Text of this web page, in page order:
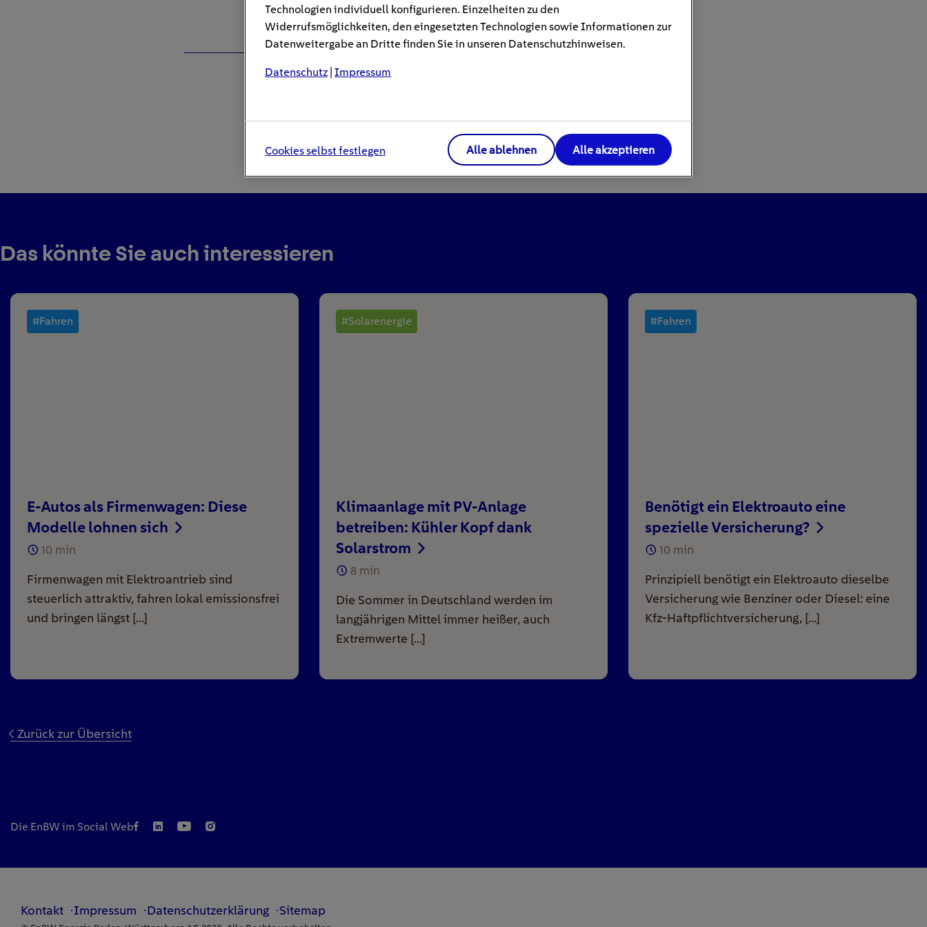
Das könnte Sie auch interessieren
#Fahren
E-Autos als Firmenwagen: Diese
Modelle lohnen sich
10 min
Firmenwagen mit Elektroantrieb sind
steuerlich attraktiv, fahren lokal emissionsfrei
und bringen längst […]
#Solarenergie
Klimaanlage mit PV-Anlage
betreiben: Kühler Kopf dank
Solarstrom
8 min
Die Sommer in Deutschland werden im
langjährigen Mittel immer heißer, auch
Extremwerte […]
#Fahren
Benötigt ein Elektroauto eine
spezielle Versicherung?
10 min
Prinzipiell benötigt ein Elektroauto dieselbe
Versicherung wie Benziner oder Diesel: eine
Kfz-Haftpflichtversicherung, […]
Zurück zur Übersicht
Die EnBW im Social Web
Kontakt Impressum Datenschutzerklärung Sitemap
Technologien individuell konfigurieren. Einzelheiten zu den
Widerrufsmöglichkeiten, den eingesetzten Technologien sowie Informationen zur
Datenweitergabe an Dritte finden Sie in unseren Datenschutzhinweisen.
Datenschutz | Impressum
Cookies selbst festlegen Alle ablehnen Alle akzeptieren